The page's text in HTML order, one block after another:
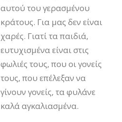
αυτού του γερασμένου
κράτους. Για μας δεν είναι
χαρές. Γιατί τα παιδιά,
ευτυχισμένα είναι στις
φωλιές τους, που οι γονείς
τους, που επέλεξαν να
γίνουν γονείς, τα φυλάνε
καλά αγκαλιασμένα.